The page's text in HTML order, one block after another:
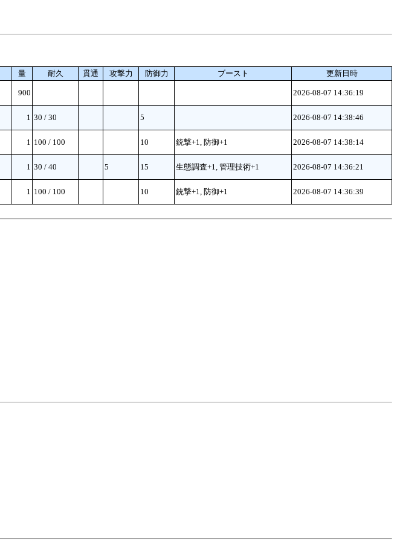
量 耐久 貫通 攻撃力 防御力 ブースト
更新日時
900 2026-08-07 14:36:19
1 30 / 30 5 2026-08-07 14:38:46
1 100 / 100 10 銃撃+1, 防御+1 2026-08-07 14:38:14
1 30 / 40 5 15 生態調査+1, 管理技術+1 2026-08-07 14:36:21
1 100 / 100 10 銃撃+1, 防御+1 2026-08-07 14:36:39